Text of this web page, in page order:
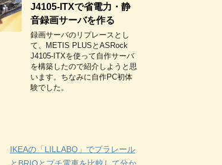
J4105-ITXで省電力・静
音録画サーバを作る
録画サーバのリプレースとし
て、METIS PLUSとASRock
J4105-ITXを使って自作サーバ
を構築したので紹介しようと思
います。ちなみに自作PC初体
験でした。
IKEAの「LILLABO」でプラレール